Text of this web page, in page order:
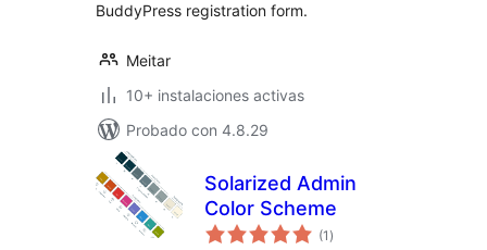
BuddyPress registration form.
Meitar
10+ instalaciones activas
Probado con 4.8.29
Solarized Admin
Color Scheme
(1 evaluación
total
)